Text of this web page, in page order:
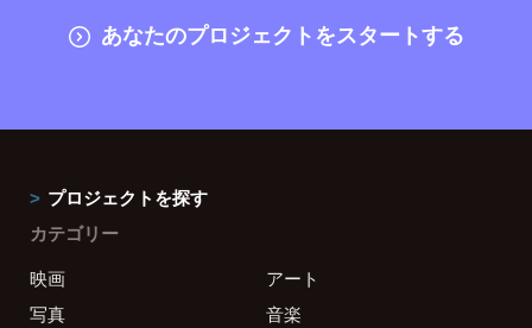
あなたのプロジェクトをスタートする
プロジェクトを探す
カテゴリー
映画
アート
写真
音楽